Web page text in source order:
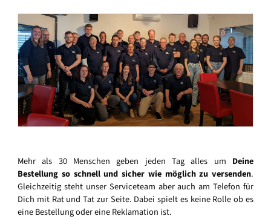
Mehr als 30 Menschen geben jeden Tag alles um Deine
Bestellung so schnell und sicher wie möglich zu versenden.
Gleichzeitig steht unser Serviceteam aber auch am Telefon für
Dich mit Rat und Tat zur Seite. Dabei spielt es keine Rolle ob es
eine Bestellung oder eine Reklamation ist.